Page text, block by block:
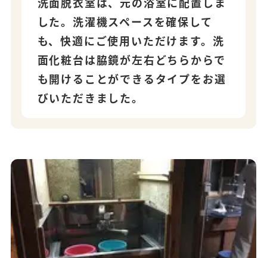
した。洗濯機スペースを確保して
も、快適にご使用いただけます。洗
面化粧台は脇鏡が左右どちらからで
も開けることができるタイプをお選
びいただきました。